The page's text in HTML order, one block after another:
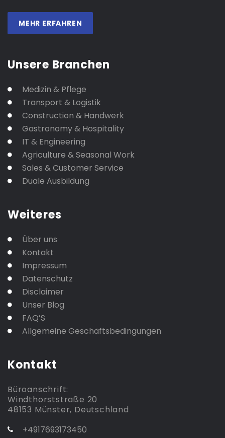
MEHR ERFAHREN
Unsere Branchen
Medizin & Pflege
Transport & Logistik
Construction & Handwerk
Gastronomy & Hospitality
IT & Engineering
Agriculture & Seasonal Work
Sales & Customer Service
Duale Ausbildung
Weiteres
Über uns
Kontakt
Impressum
Datenschutz
Disclaimer
Unser Blog
FAQ’S
Allgemeine Geschäftsbedingungen
Kontakt
Büroanschrift:
Windthorststraße 20
48153 Münster, Deutschland
+4917693173450